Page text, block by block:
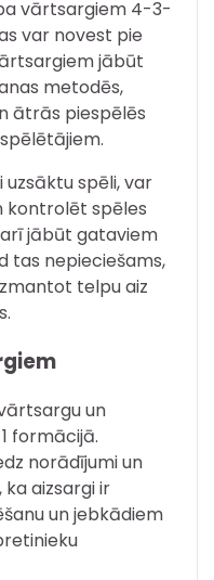
vārtsargiem 4-3-
var novest pie
jābūt
metodēs,
ātrās piespēlēs
uzsāktu spēli, var
kontrolēt spēles
jābūt gataviem
tas nepieciešams,
telpu aiz
un
formācijā.
norādījumi un
aizsargi ir
un jebkādiem